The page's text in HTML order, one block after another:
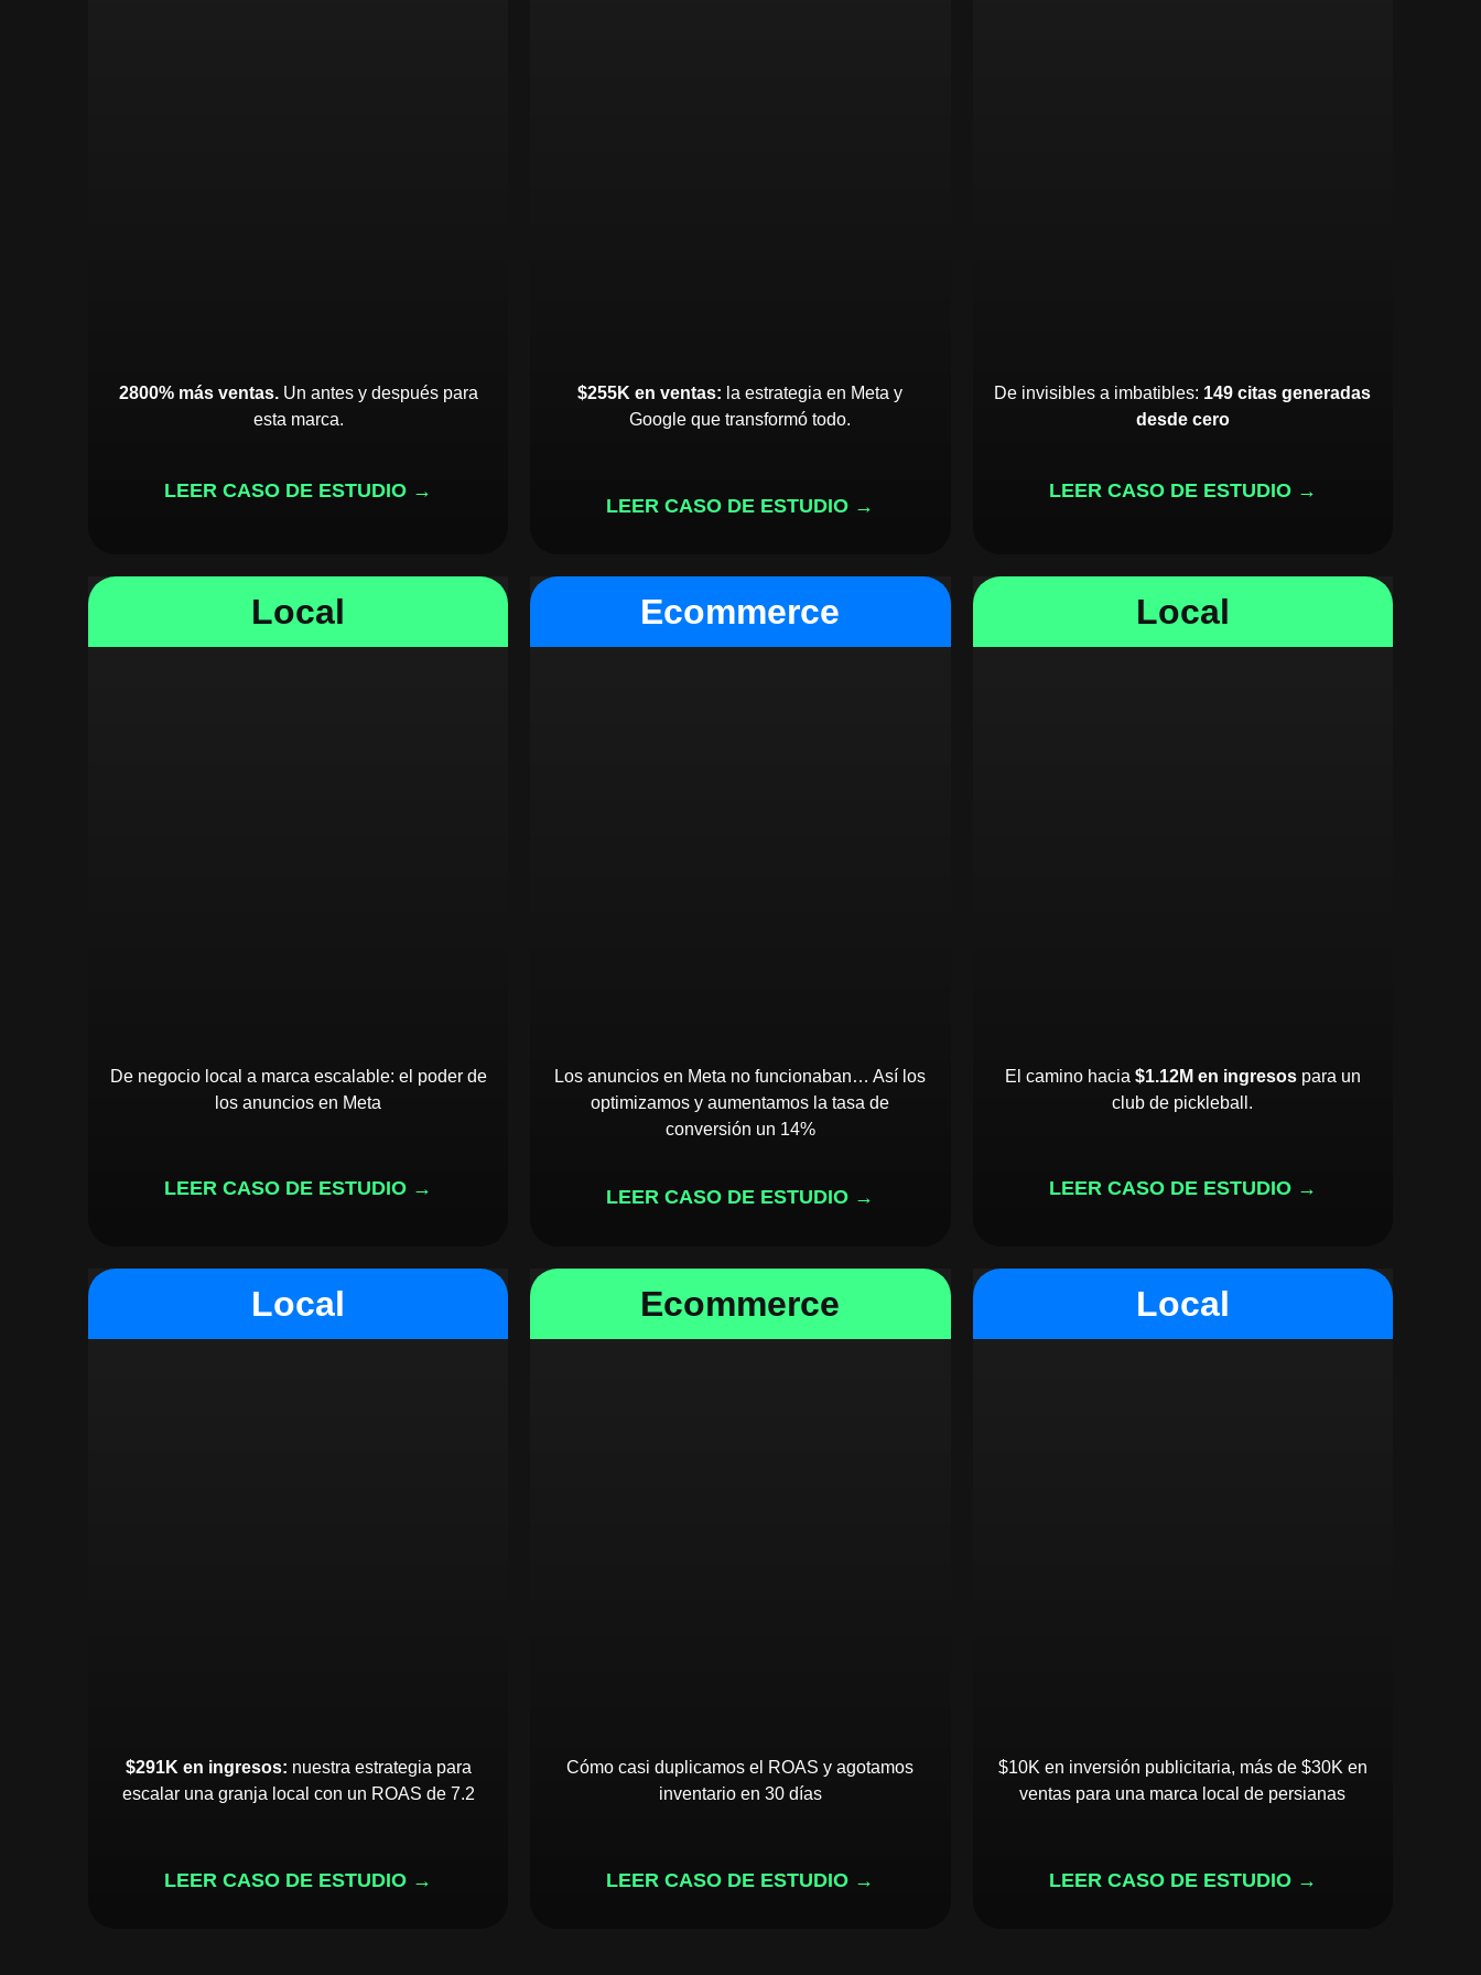
2800% más ventas.Un antes y después para
esta marca.
LEER CASO DE ESTUDIO →
$255K en ventas: la estrategia en Meta y
Google que transformó todo.
LEER CASO DE ESTUDIO →
De invisibles a imbatibles: 149 citas generadas
desde cero
LEER CASO DE ESTUDIO →
Local
De negocio local a marca escalable: el poder de
los anuncios en Meta
LEER CASO DE ESTUDIO →
Ecommerce
Los anuncios en Meta no funcionaban… Así los
optimizamos y aumentamos la tasa de
conversión un 14%
LEER CASO DE ESTUDIO →
Local
El camino hacia $1.12M en ingresospara un
club de pickleball.
LEER CASO DE ESTUDIO →
Local
$291K en ingresos: nuestra estrategia para
escalar una granja local con un ROAS de 7.2
LEER CASO DE ESTUDIO →
Ecommerce
Cómo casi duplicamos el ROAS y agotamos
inventario en 30 días
LEER CASO DE ESTUDIO →
Local
$10K en inversión publicitaria, más de $30K en
ventas para una marca local de persianas
LEER CASO DE ESTUDIO →